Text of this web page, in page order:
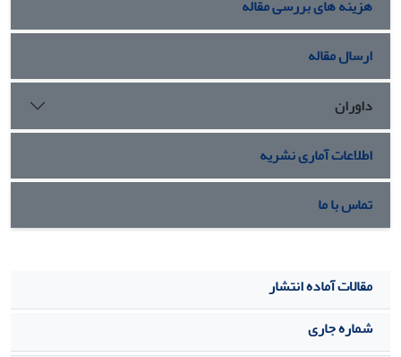
هزینه های بررسی مقاله
ارسال مقاله
داوران
اطلاعات آماری نشریه
تماس با ما
مقالات آماده انتشار
شماره جاری